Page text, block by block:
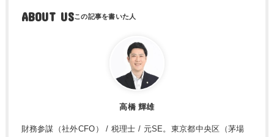
ABOUT US
高橋 輝雄
財務参謀（社外CFO） / 税理士 / 元SE。東京都中央区（茅場